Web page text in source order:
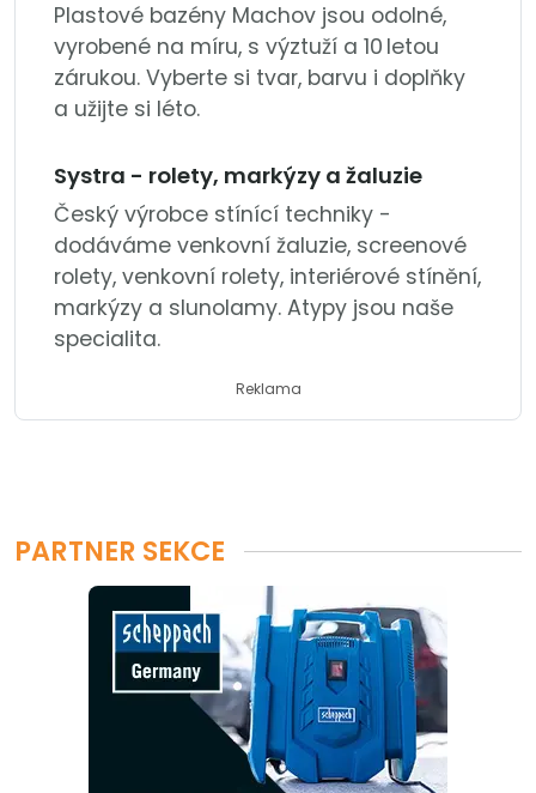
Plastové bazény Machov jsou odolné,
vyrobené na míru, s výztuží a 10 letou
zárukou. Vyberte si tvar, barvu i doplňky
a užijte si léto.
Systra - rolety, markýzy a žaluzie
Český výrobce stínící techniky -
dodáváme venkovní žaluzie, screenové
rolety, venkovní rolety, interiérové stínění,
markýzy a slunolamy. Atypy jsou naše
specialita.
Reklama
PARTNER SEKCE